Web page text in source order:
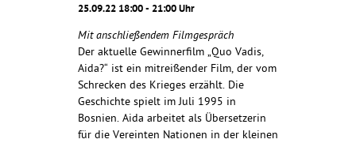
25.09.22 18:00 - 21:00 Uhr
Mit anschließendem Filmgespräch
Der aktuelle Gewinnerfilm „Quo Vadis,
Aida?“ ist ein mitreißender Film, der vom
Schrecken des Krieges erzählt. Die
Geschichte spielt im Juli 1995 in
Bosnien. Aida arbeitet als Übersetzerin
für die Vereinten Nationen in der kleinen